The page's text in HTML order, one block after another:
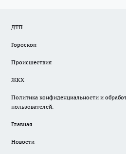
ДТП
Гороскоп
Происшествия
ЖКХ
Политика конфиденциальности и
пользователей.
Главная
Новости